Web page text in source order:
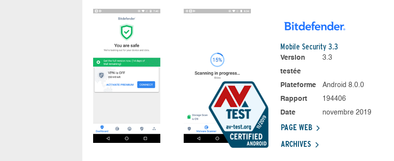
Mobile Security 3.3
Version
testée
3.3
Plateforme
Android 8.0.0
Rapport
194406
Date
novembre 2019
PAGE WEB
ARCHIVES